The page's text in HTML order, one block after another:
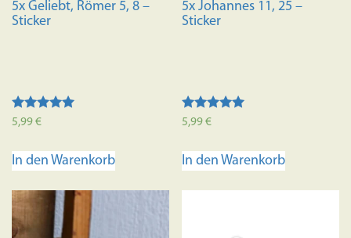
5x Geliebt, Römer 5, 8 –
Sticker
Bewertet mit
5,99€
In den Warenkorb
5x Johannes 11, 25 –
Sticker
Bewertet mit
5,99€
In den Warenkorb